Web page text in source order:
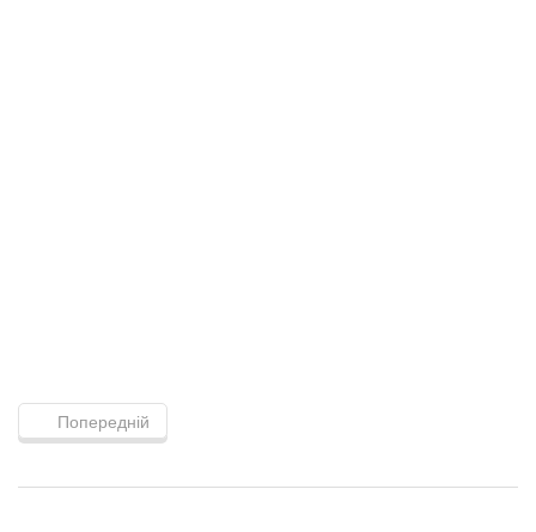
Попередній